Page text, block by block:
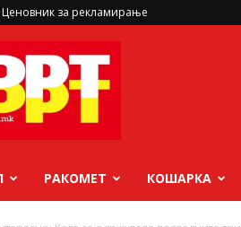
Ценовник за рекламирање
РАКОМЕТ КОШАРКА